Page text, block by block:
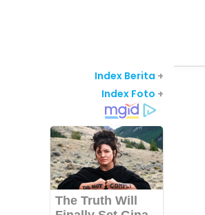
Index Berita +
Index Foto +